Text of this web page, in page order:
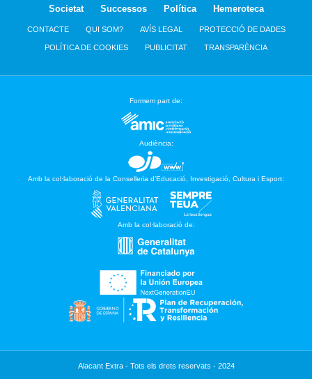
Societat
Successos Política Hemeroteca
CONTACTE QUI SOM? AVÍS LEGAL PROTECCIÓ DE DADES
POLÍTICA DE COOKIES PUBLICITAT TRANSPARÈNCIA
Formem part de:
Audiència:
Amb la col·laboració de la Conselleria d’Educació, Investigació, Cultura i Esport:
Amb la col·laboració de:
Alacant Extra - Tots els drets reservats - 2024